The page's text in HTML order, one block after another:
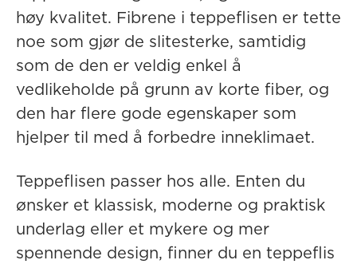
høy kvalitet. Fibrene i teppeflisen er tette
noe som gjør de slitesterke, samtidig
som de den er veldig enkel å
vedlikeholde på grunn av korte fiber, og
den har flere gode egenskaper som
hjelper til med å forbedre inneklimaet.
Teppeflisen passer hos alle. Enten du
ønsker et klassisk, moderne og praktisk
underlag eller et mykere og mer
spennende design, finner du en teppeflis